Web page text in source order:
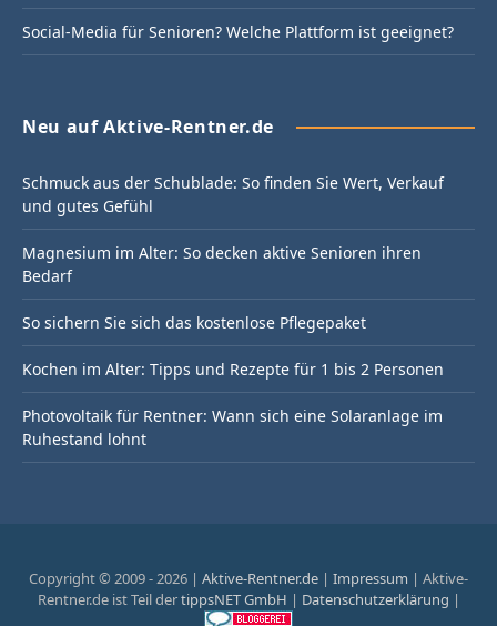
Social-Media für Senioren? Welche Plattform ist geeignet?
Neu auf Aktive-Rentner.de
Schmuck aus der Schublade: So finden Sie Wert, Verkauf
und gutes Gefühl
Magnesium im Alter: So decken aktive Senioren ihren
Bedarf
So sichern Sie sich das kostenlose Pflegepaket
Kochen im Alter: Tipps und Rezepte für 1 bis 2 Personen
Photovoltaik für Rentner: Wann sich eine Solaranlage im
Ruhestand lohnt
Copyright © 2009 - 2026 | Aktive-Rentner.de | Impressum | Aktive-
Rentner.de ist Teil dertippsNET GmbH | Datenschutzerklärung |